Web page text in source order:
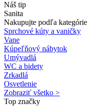
Náš tip
Sanita
Nakupujte podľa kategórie
Sprchové kúty a vaničky
Vane
Kúpeľňový nábytok
Umývadlá
WC a bidety
Zrkadlá
Osvetlenie
Zobraziť všetko >
Top značky